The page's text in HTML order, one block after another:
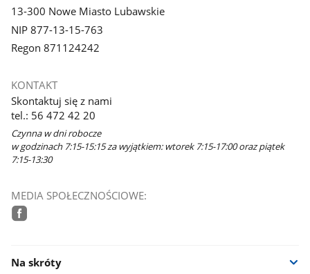
13-300 Nowe Miasto Lubawskie
NIP 877-13-15-763
Regon 871124242
KONTAKT
Skontaktuj się z nami
tel.: 56 472 42 20
Czynna w dni robocze
w godzinach 7:15-15:15 za wyjątkiem: wtorek 7:15-17:00 oraz piątek
7:15-13:30
MEDIA SPOŁECZNOŚCIOWE:
Na skróty